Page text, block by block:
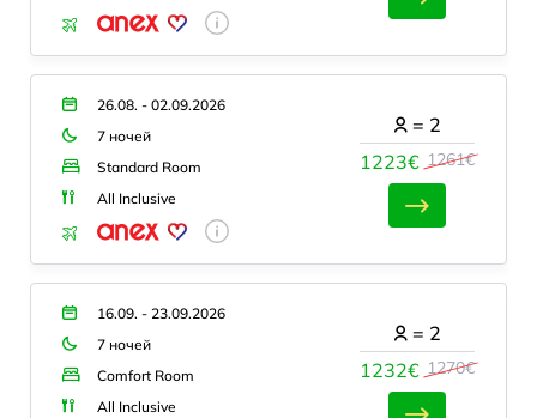
26.08. - 02.09.2026
7 ночей
Standard Room
All Inclusive
1223€ 1261€
= 2
16.09. - 23.09.2026
7 ночей
Comfort Room
All Inclusive
1232€ 1270€
= 2